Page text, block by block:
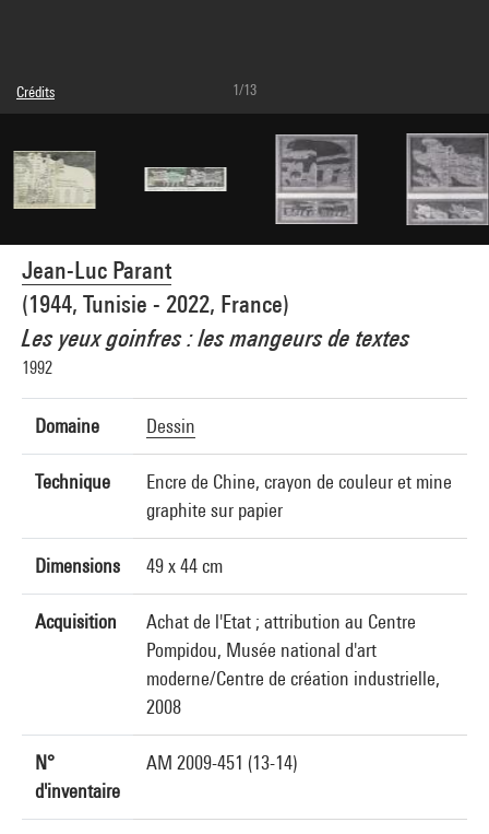
Jean-Luc Parant
(1944, Tunisie - 2022, France)
Les yeux goinfres : les mangeurs de textes
1992
Domaine Dessin
Technique
Encre de Chine, crayon de couleur et mine
graphite sur papier
Dimensions 49 x 44 cm
Acquisition
Achat de l'Etat ; attribution au Centre
Pompidou, Musée national d'art
moderne/Centre de création industrielle,
2008
N°
d'inventaire
AM 2009-451 (13-14)
Crédits
Légende : Element 13 du diptyque
Crédit photographique : Centre Pompidou, MNAM-CCI/Audrey Laurans/Dist.
GrandPalaisRmn
Réf. image : 4N94436
1/13